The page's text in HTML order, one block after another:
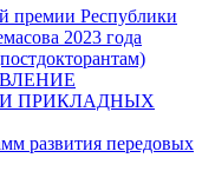
премии Республики
2023 года
ПРИКЛАДНЫХ
развития передовых